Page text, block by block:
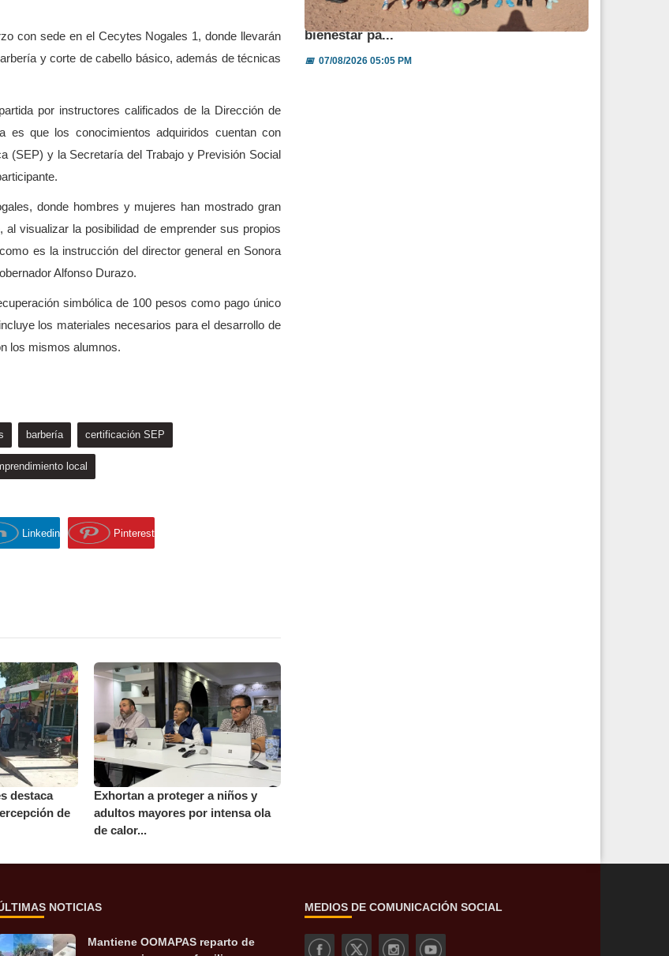
con sede en el Cecytes Nogales 1, donde llevarán
y corte de cabello básico, además de técnicas
por instructores calificados de la Dirección de
es que los conocimientos adquiridos cuentan con
(SEP) y la Secretaría del Trabajo y Previsión Social
donde hombres y mujeres han mostrado gran
visualizar la posibilidad de emprender sus propios
es la instrucción del director general en Sonora
Alfonso Durazo.
simbólica de 100 pesos como pago único
los materiales necesarios para el desarrollo de
los mismos alumnos.
barbería certificación SEP
local
Linkedin Pinterest
destaca
de
Exhortan a proteger a niños y
adultos mayores por intensa ola
de calor...
Angélica Burgos impulsa jornada de salud y
bienestar pa...
📅07/08/2026 05:05 PM
NOTICIAS
Mantiene OOMAPAS reparto de
MEDIOS DE COMUNICACIÓN SOCIAL